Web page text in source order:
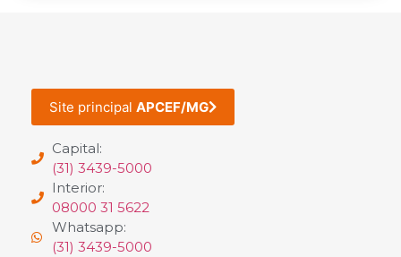
Site principal APCEF/MG
Capital:
(31) 3439-5000
Interior:
08000 31 5622
Whatsapp:
(31) 3439-5000